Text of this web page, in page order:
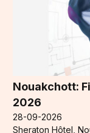
Nouakchott:
2026
28-09-2026
Sheraton Hôtel,